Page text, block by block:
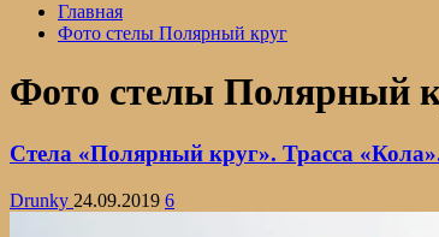
Главная
Фото стелы Полярный круг
Фото стелы Полярный
Стела «Полярный круг». Трасса
Drunky 24.09.2019 6